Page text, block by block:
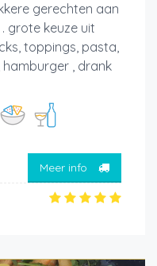
gerechten aan
grote keuze uit
toppings, pasta,
, drank
Meer info